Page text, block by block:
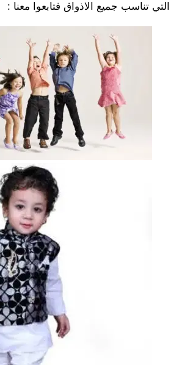
التي تناسب جميع الاذواق فتابعوا معنا :